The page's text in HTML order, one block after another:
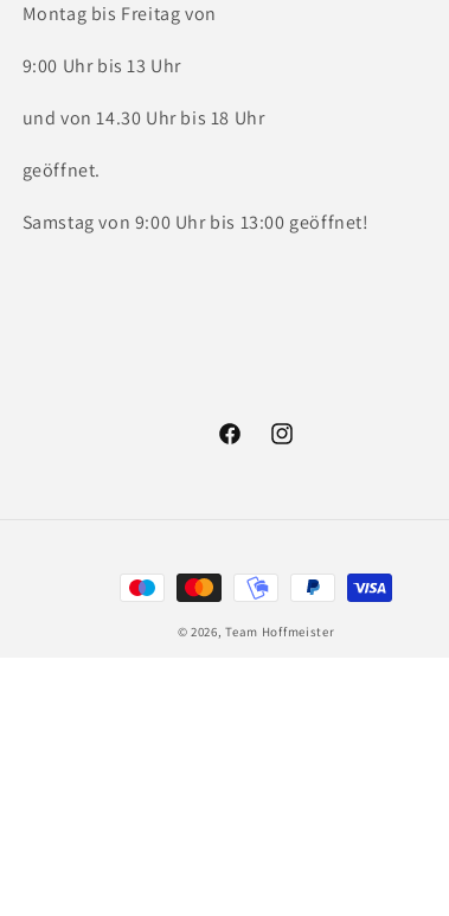
Montag bis Freitag von
9:00 Uhr bis 13 Uhr
und von 14.30 Uhr bis 18 Uhr
geöffnet.
Samstag von 9:00 Uhr bis 13:00 geöffnet!
FacebookInstagram
Zahlungsmethoden
© 2026,Team Hoffmeister